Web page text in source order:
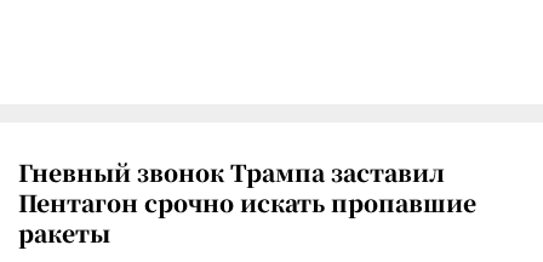
Гневный звонок Трампа заставил
Пентагон срочно искать пропавшие
ракеты